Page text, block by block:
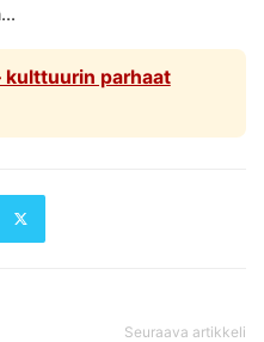
kulttuurin parhaat
Seuraava artikkeli